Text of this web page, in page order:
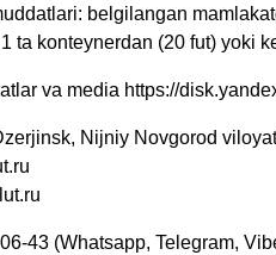
belgilangan
ta konteynerdan (20 fut) yoki
va media https://
Nijniy Novgorod
43 (Whatsapp, Telegram,